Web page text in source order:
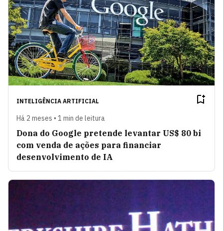
INTELIGÊNCIA ARTIFICIAL
Há 2 meses • 1 min de leitura
Dona do Google pretende levantar US$ 80 bi
com venda de ações para financiar
desenvolvimento de IA